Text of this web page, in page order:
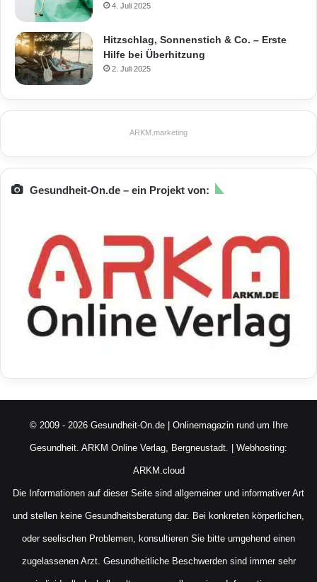
4. Juli 2025
Hitzschlag, Sonnenstich & Co. – Erste
Hilfe bei Überhitzung
2. Juli 2025
ARKM.marketing
Gesundheit-On.de – ein Projekt von:
© 2009 - 2026 Gesundheit-On.de | Onlinemagazin rund um Ihre
Gesundheit. ARKM Online Verlag, Bergneustadt. | Webhosting:
ARKM.cloud
Die Informationen auf dieser Seite sind allgemeiner und informativer Art
und stellen keine Gesundheitsberatung dar. Bei konkreten körperlichen,
oder seelischen Problemen, konsultieren Sie bitte umgehend einen
zugelassenen Arzt. Gesundheitliche Beschwerden sind immer sehr